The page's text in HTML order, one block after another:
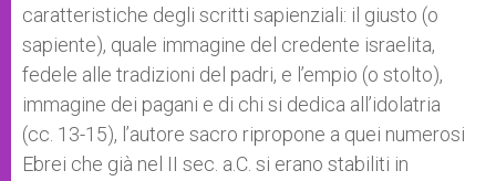
caratteristiche degli scritti sapienziali: il giusto (o
sapiente), quale immagine del credente israelita,
fedele alle tradizioni del padri, e l’empio (o stolto),
immagine dei pagani e di chi si dedica all’idolatria
(cc. 13-15), l’autore sacro ripropone a quei numerosi
Ebrei che già nel II sec. a.C. si erano stabiliti in